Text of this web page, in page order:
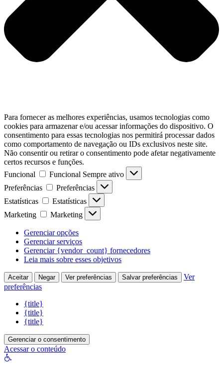
Para fornecer as melhores experiências, usamos tecnologias como
cookies para armazenar e/ou acessar informações do dispositivo. O
consentimento para essas tecnologias nos permitirá processar dados
como comportamento de navegação ou IDs exclusivos neste site.
Não consentir ou retirar o consentimento pode afetar negativamente
certos recursos e funções.
Funcional
Funcional Sempre ativo
Preferências
Preferências
Estatísticas
Estatísticas
Marketing
Marketing
Gerenciar opções
Gerenciar serviços
Gerenciar {vendor_count} fornecedores
Leia mais sobre esses objetivos
Aceitar Negar Ver preferências Salvar preferências
Ver
preferências
{title}
{title}
{title}
Gerenciar o consentimento
Acessar o conteúdo
Abrir